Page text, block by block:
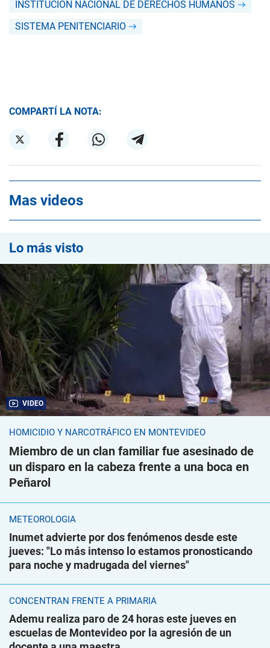
INSTITUCIÓN NACIONAL DE DERECHOS HUMANOS
SISTEMA PENITENCIARIO
COMPARTÍ LA NOTA:
Mas videos
Lo más visto
VIDEO
HOMICIDIO Y NARCOTRÁFICO EN MONTEVIDEO
Miembro de un clan familiar fue asesinado de
un disparo en la cabeza frente a una boca en
Peñarol
METEOROLOGÍA
Inumet advierte por dos fenómenos desde este
jueves: "Lo más intenso lo estamos pronosticando
para noche y madrugada del viernes"
CONCENTRAN FRENTE A PRIMARIA
Ademu realiza paro de 24 horas este jueves en
escuelas de Montevideo por la agresión de un